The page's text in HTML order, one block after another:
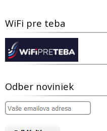
WiFi pre teba
Odber noviniek